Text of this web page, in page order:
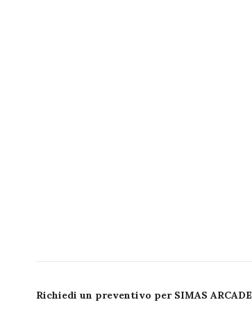
Richiedi un preventivo per SIMAS ARCADE